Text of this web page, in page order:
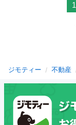
1
ジモティー 不動産